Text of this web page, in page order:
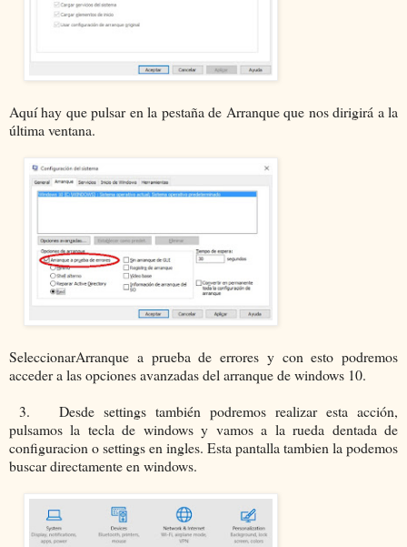
Aquí hay que pulsar en la pestaña de Arranque que nos dirigirá a la
última ventana.
SeleccionarArranque a prueba de errores y con esto podremos
acceder a las opciones avanzadas del arranque de windows 10.
3. Desde settings también podremos realizar esta acción,
pulsamos la tecla de windows y vamos a la rueda dentada de
configuracion o settings en ingles. Esta pantalla tambien la podemos
buscar directamente en windows.